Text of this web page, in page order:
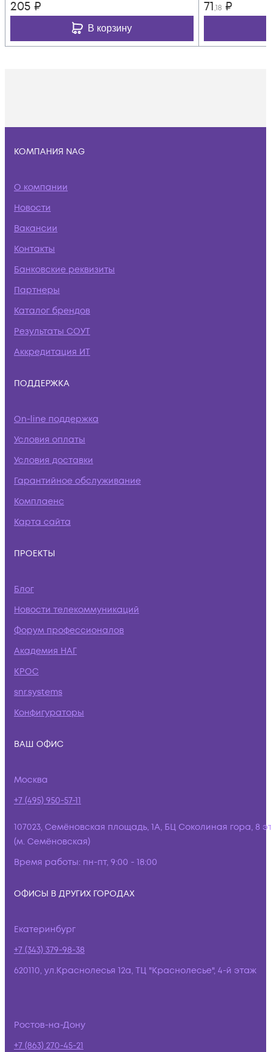
205 ₽
В корзину
71,18 ₽
КОМПАНИЯ NAG
О компании
Новости
Вакансии
Контакты
Банковские реквизиты
Партнеры
Каталог брендов
Результаты СОУТ
Аккредитация ИТ
ПОДДЕРЖКА
On-line поддержка
Условия оплаты
Условия доставки
Гарантийное обслуживание
Комплаенс
Карта сайта
ПРОЕКТЫ
Блог
Новости телекоммуникаций
Форум профессионалов
Академия НАГ
КРОС
snr.systems
Конфигураторы
ВАШ ОФИС
Москва
+7 (495) 950-57-11
107023, Семёновская площадь, 1А, БЦ Соколиная гора, 8
(м. Семёновская)
Время работы: пн-пт, 9:00 - 18:00
ОФИСЫ В ДРУГИХ ГОРОДАХ
Екатеринбург
+7 (343) 379-98-38
620110, ул.Краснолесья 12а, ТЦ "Краснолесье", 4-й этаж
Ростов-на-Дону
+7 (863) 270-45-21